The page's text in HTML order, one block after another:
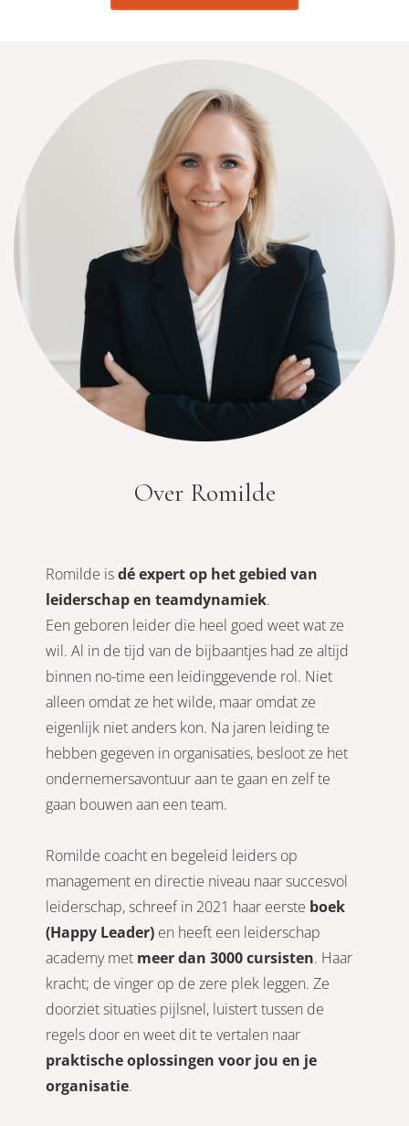
Over Romilde
Romilde isdé expert op het gebied van
leiderschap en teamdynamiek.
Een geboren leider die heel goed weet wat ze
wil. Al in de tijd van de bijbaantjes had ze altijd
binnen no-time een leidinggevende rol. Niet
alleen omdat ze het wilde, maar omdat ze
eigenlijk niet anders kon. Na jaren leiding te
hebben gegeven in organisaties, besloot ze het
ondernemersavontuur aan te gaan en zelf te
gaan bouwen aan een team.
Romilde coacht en begeleid leiders op
management en directie niveau naar succesvol
leiderschap, schreef in 2021 haar eerste boek
(Happy Leader) en heeft een leiderschap
academy met meer dan 3000 cursisten. Haar
kracht; de vinger op de zere plek leggen. Ze
doorziet situaties pijlsnel, luistert tussen de
regels door en weet dit te vertalen naar
praktische oplossingen voor jou en je
organisatie.